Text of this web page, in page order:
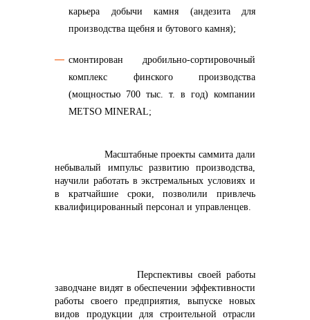
карьера добычи камня (андезита для
производства щебня и бутового камня);
смонтирован дробильно-сортировочный
комплекс финского производства
(мощностью 700 тыс. т. в год) компании
METSO MINERAL;
Масштабные проекты саммита дали
небывалый импульс развитию производства,
научили работать в экстремальных условиях и
в кратчайшие сроки, позволили привлечь
квалифицированный персонал и управленцев.
Перспективы своей работы
заводчане видят в обеспечении эффективности
работы своего предприятия, выпуске новых
видов продукции для строительной отрасли